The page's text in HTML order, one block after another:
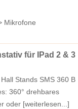
Mikrofone
für IPad 2 & 3
Stands SMS 360 B
360° drehbares
oder [weiterlesen...]